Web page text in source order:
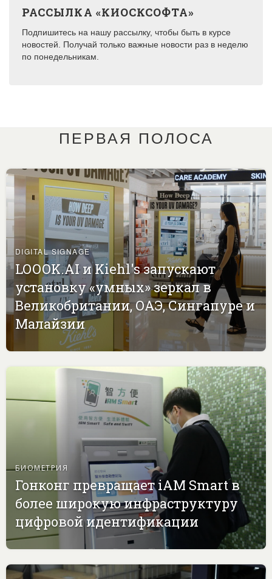
РАССЫЛКА «КИОСКСОФТА»
Подпишитесь на нашу рассылку, чтобы быть в курсе
новостей. Получай только важные новости раз в неделю
по понедельникам.
ПЕРВАЯ ПОЛОСА
DIGITAL SIGNAGE
LOOOK.AI и Kiehl's запускают
установку «умных» зеркал в
Великобритании, ОАЭ, Сингапуре и
Малайзии
БИОМЕТРИЯ
Гонконг превращает iAM Smart в
более широкую инфраструктуру
цифровой идентификации